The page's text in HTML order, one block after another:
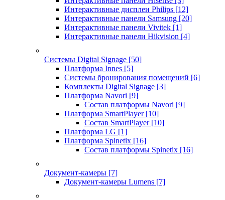
Интерактивные дисплеи Philips [12]
Интерактивные панели Samsung [20]
Интерактивные панели Vivitek [1]
Интерактивные панели Hikvision [4]
Системы Digital Signage [50]
Платформа Innes [5]
Системы бронирования помещений [6]
Комплекты Digital Signage [3]
Платформа Navori [9]
Состав платформы Navori [9]
Платформа SmartPlayer [10]
Состав SmartPlayer [10]
Платформа LG [1]
Платформа Spinetix [16]
Состав платформы Spinetix [16]
Документ-камеры [7]
Документ-камеры Lumens [7]